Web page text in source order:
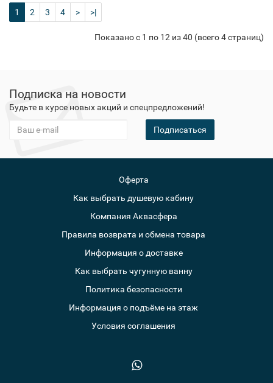
1 2 3 4 > >|
Показано с 1 по 12 из 40 (всего 4 страниц)
Подписка на новости
Будьте в курсе новых акций и спецпредложений!
Подписаться
Оферта
Как выбрать душевую кабину
Компания Аквасфера
Правила возврата и обмена товара
Информация о доставке
Как выбрать чугунную ванну
Политика безопасности
Информация о подъёме на этаж
Условия соглашения